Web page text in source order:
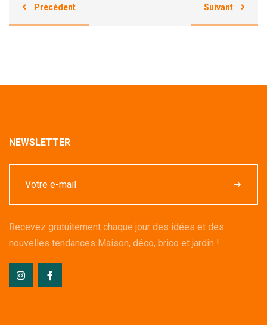
Précédent Suivant
NEWSLETTER
Recevez gratuitement chaque jour des idées et des
nouvelles tendances Maison, déco, brico et jardin !